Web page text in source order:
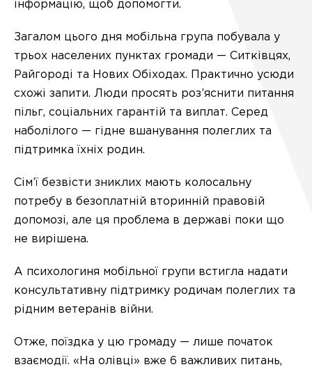
інформацію, щоб допомогти.
Загалом цього дня мобільна група побувала у
трьох населених пунктах громади — Ситківцях,
Райгороді та Нових Обіходах. Практично усюди
схожі запити. Люди просять роз’яснити питання
пільг, соціальних гарантій та виплат. Серед
наболілого — гідне вшанування полеглих та
підтримка їхніх родин.
Сім’ї безвісти зниклих мають колосальну
потребу в безоплатній вторинній правовій
допомозі, але ця проблема в державі поки що
не вирішена.
А психологиня мобільної групи встигла надати
консультативну підтримку родичам полеглих та
рідним ветеранів війни.
Отже, поїздка у цю громаду — лише початок
взаємодії. «На олівці» вже 6 важливих питань,